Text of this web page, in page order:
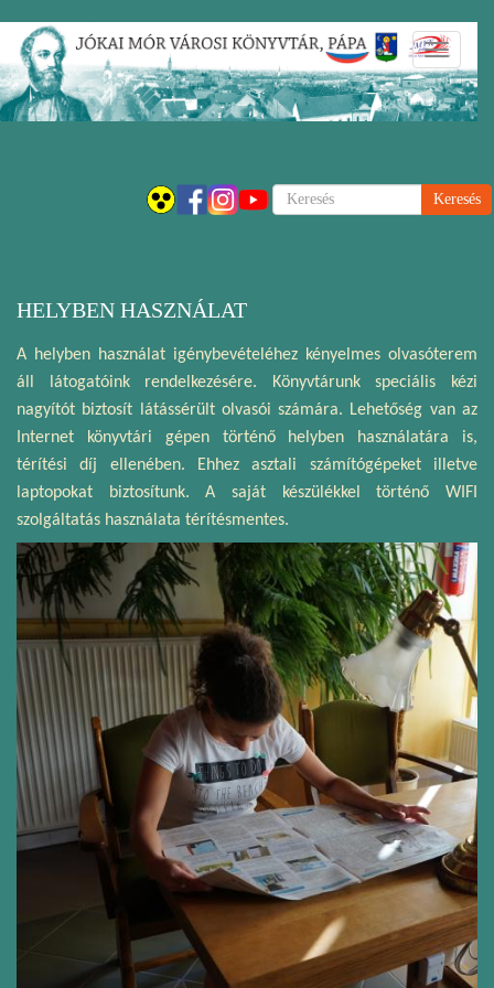
Ugrás
tartalomra
Keresés
HELYBEN HASZNÁLAT
A helyben használat igénybevételéhez kényelmes olvasóterem
áll látogatóink rendelkezésére. Könyvtárunk speciális kézi
nagyítót biztosít látássérült olvasói számára. Lehetőség van az
Internet könyvtári gépen történő helyben használatára is,
térítési díj ellenében. Ehhez asztali számítógépeket illetve
laptopokat biztosítunk. A saját készülékkel történő WIFI
szolgáltatás használata térítésmentes.